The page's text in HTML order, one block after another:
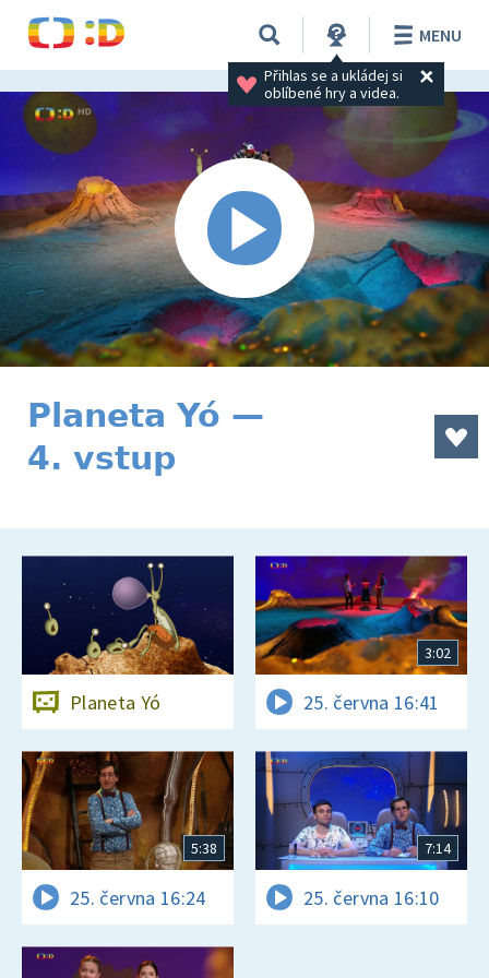
Přihlas se a ukládej si
oblíbené hry a videa.
MENU
Planeta Yó —
4. vstup
Planeta Yó
3:02
25. června 16:41
5:38
25. června 16:24
7:14
25. června 16:10